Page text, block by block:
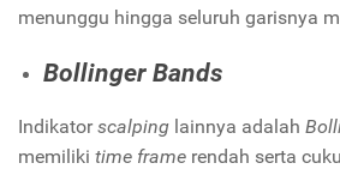
menunggu hingga seluruh garisnya
Bollinger Bands
Indikatorscalping lainnya adalah
memiliki time frame rendah serta